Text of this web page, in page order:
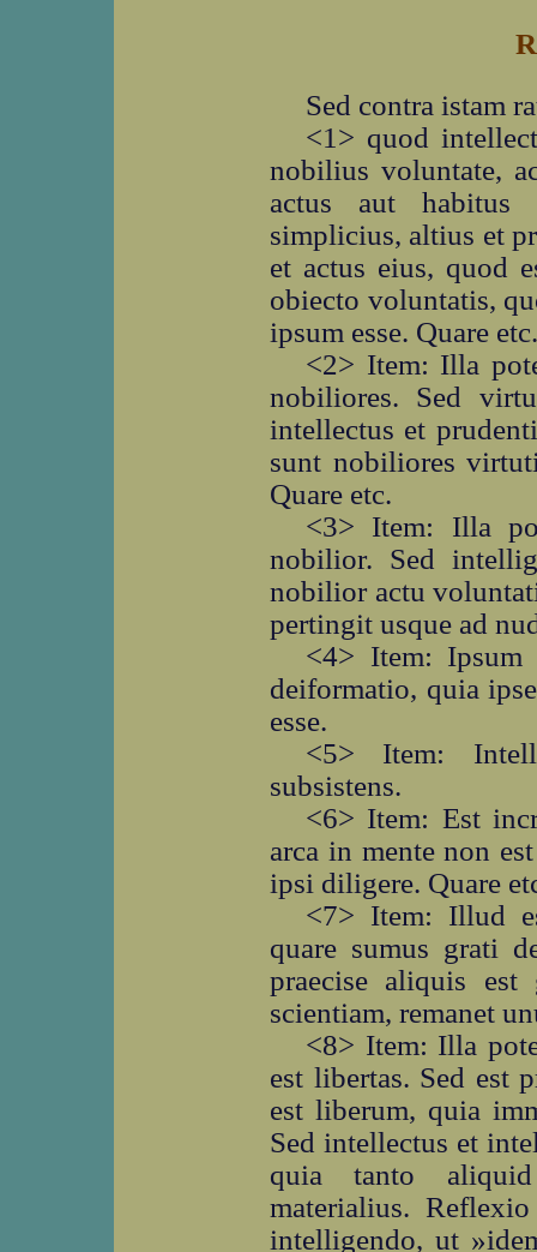
Sed contra istam
<1> quod
nobilius voluntate,
actus aut habitus
simplicius, altius et
et actus eius, quod
obiecto voluntatis,
ipsum esse. Quare etc.
<2> Item: Illa
nobiliores. Sed
intellectus et
sunt nobiliores
Quare etc.
<3> Item: Illa
nobilior. Sed
nobilior actu
pertingit usque ad
<4> Item: Ipsum
deiformatio, quia
esse.
<5> Item:
subsistens.
<6> Item: Est
arca in mente non
ipsi diligere. Quare
<7> Item: Illud
quare sumus grati
praecise aliquis
scientiam, remanet
<8> Item: Illa
est libertas. Sed est
est liberum, quia
Sed intellectus et
quia tanto
materialius.
intelligendo, ut